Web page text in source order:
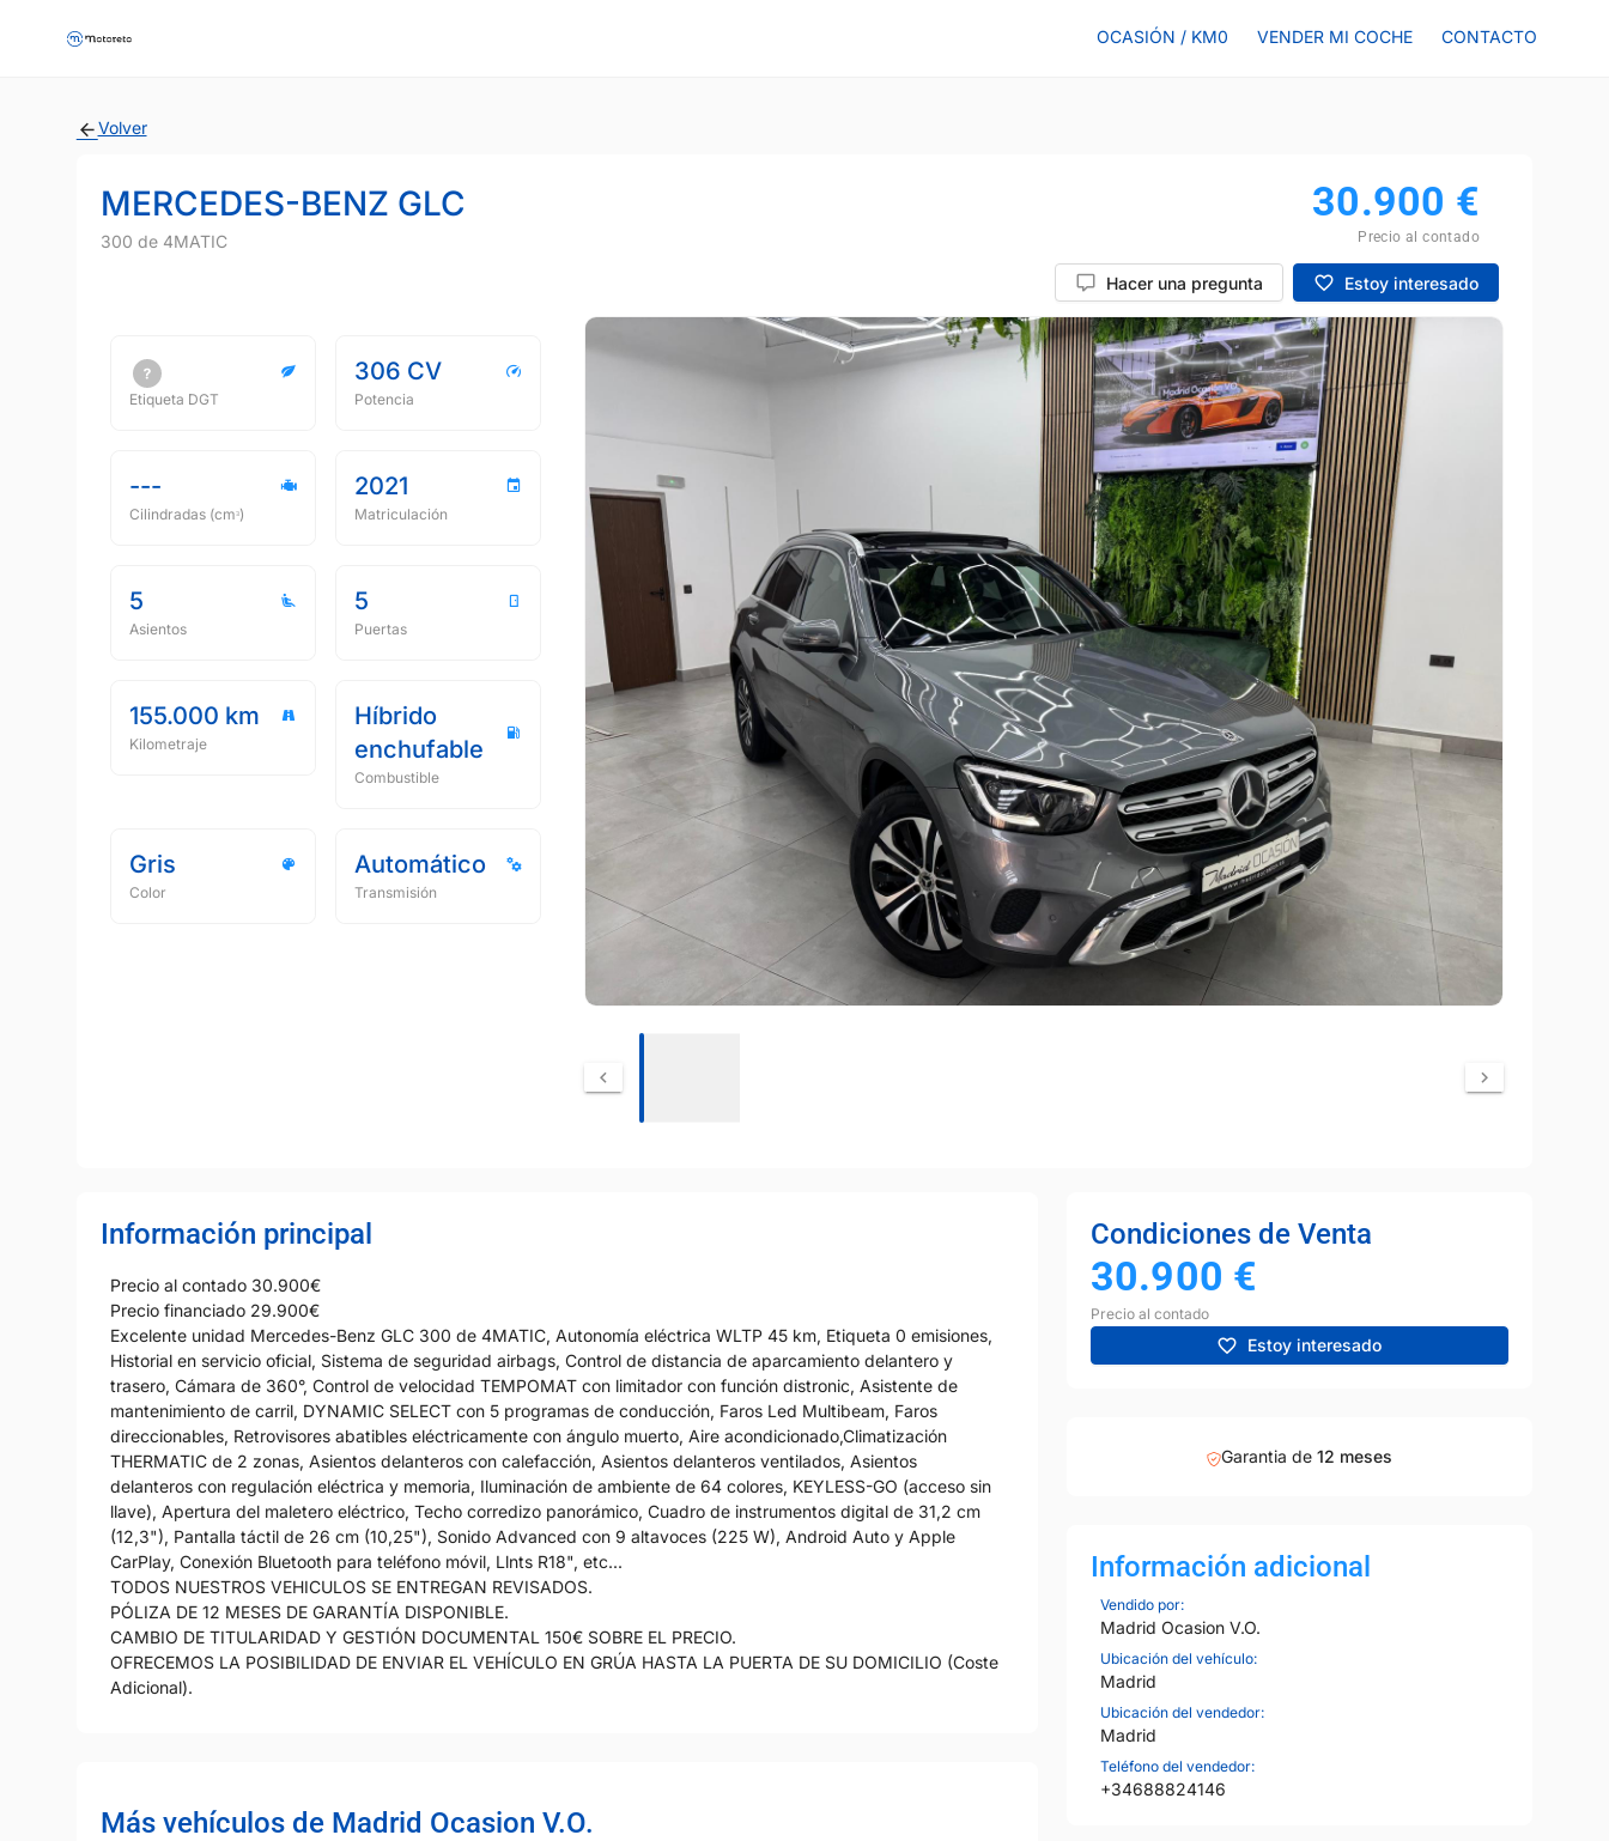
OCASIÓN / KM0 VENDER MI COCHE CONTACTO
Volver
MERCEDES-BENZ GLC
300 de 4MATIC
30.900 €
Precio al contado
Hacer una pregunta Estoy interesado
Etiqueta DGT
306 CV
Potencia
---
Cilindradas (cmᵌ)
2021
Matriculación
5
Asientos
5
Puertas
155.000 km
Kilometraje
Híbrido
enchufable
Combustible
Gris
Color
Automático
Transmisión
Información principal
Precio al contado 30.900€
Precio financiado 29.900€
Excelente unidad Mercedes-Benz GLC 300 de 4MATIC, Autonomía eléctrica WLTP 45 km, Etiqueta 0 emisiones,
Historial en servicio oficial, Sistema de seguridad airbags, Control de distancia de aparcamiento delantero y
trasero, Cámara de 360°, Control de velocidad TEMPOMAT con limitador con función distronic, Asistente de
mantenimiento de carril, DYNAMIC SELECT con 5 programas de conducción, Faros Led Multibeam, Faros
direccionables, Retrovisores abatibles eléctricamente con ángulo muerto, Aire acondicionado,Climatización
THERMATIC de 2 zonas, Asientos delanteros con calefacción, Asientos delanteros ventilados, Asientos
delanteros con regulación eléctrica y memoria, Iluminación de ambiente de 64 colores, KEYLESS-GO (acceso sin
llave), Apertura del maletero eléctrico, Techo corredizo panorámico, Cuadro de instrumentos digital de 31,2 cm
(12,3"), Pantalla táctil de 26 cm (10,25"), Sonido Advanced con 9 altavoces (225 W), Android Auto y Apple
CarPlay, Conexión Bluetooth para teléfono móvil, Llnts R18", etc...
TODOS NUESTROS VEHICULOS SE ENTREGAN REVISADOS.
PÓLIZA DE 12 MESES DE GARANTÍA DISPONIBLE.
CAMBIO DE TITULARIDAD Y GESTIÓN DOCUMENTAL 150€ SOBRE EL PRECIO.
OFRECEMOS LA POSIBILIDAD DE ENVIAR EL VEHÍCULO EN GRÚA HASTA LA PUERTA DE SU DOMICILIO (Coste
Adicional).
Más vehículos de Madrid Ocasion V.O.
Condiciones de Venta
30.900 €
Precio al contado
Estoy interesado
Garantia de 12 meses
Información adicional
Vendido por:
Madrid Ocasion V.O.
Ubicación del vehículo:
Madrid
Ubicación del vendedor:
Madrid
Teléfono del vendedor:
+34688824146